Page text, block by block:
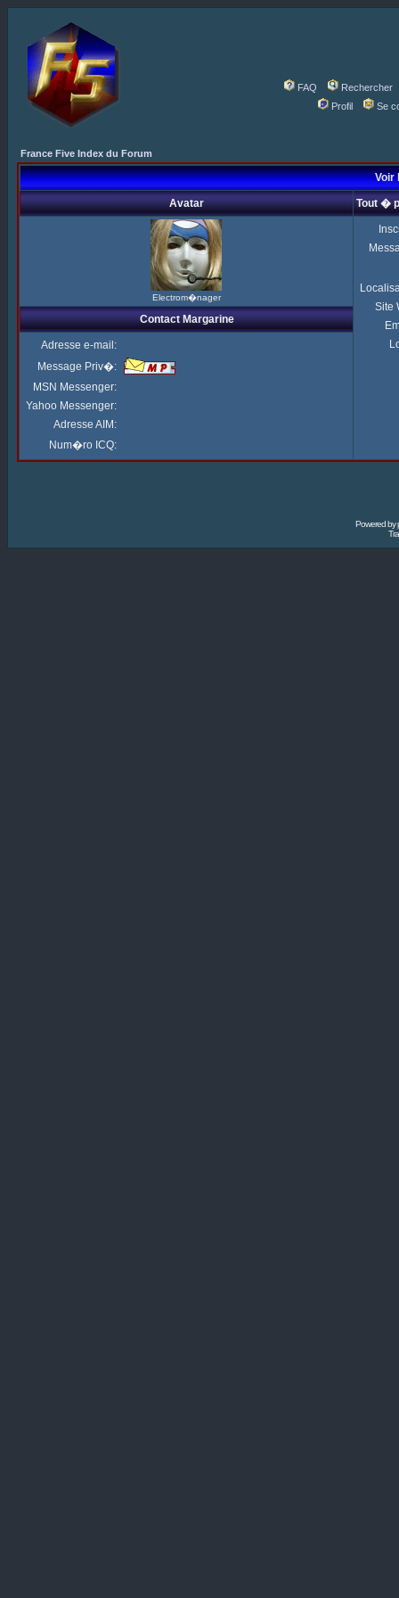
FAQ
Rechercher
Profil
Se
France Five Index du Forum
Voir
Avatar Tout �
Electrom�nager
Site
Contact Margarine
Adresse e-mail:
Message Priv�:
MSN Messenger:
Yahoo Messenger:
Adresse AIM:
Num�ro ICQ:
Powered by